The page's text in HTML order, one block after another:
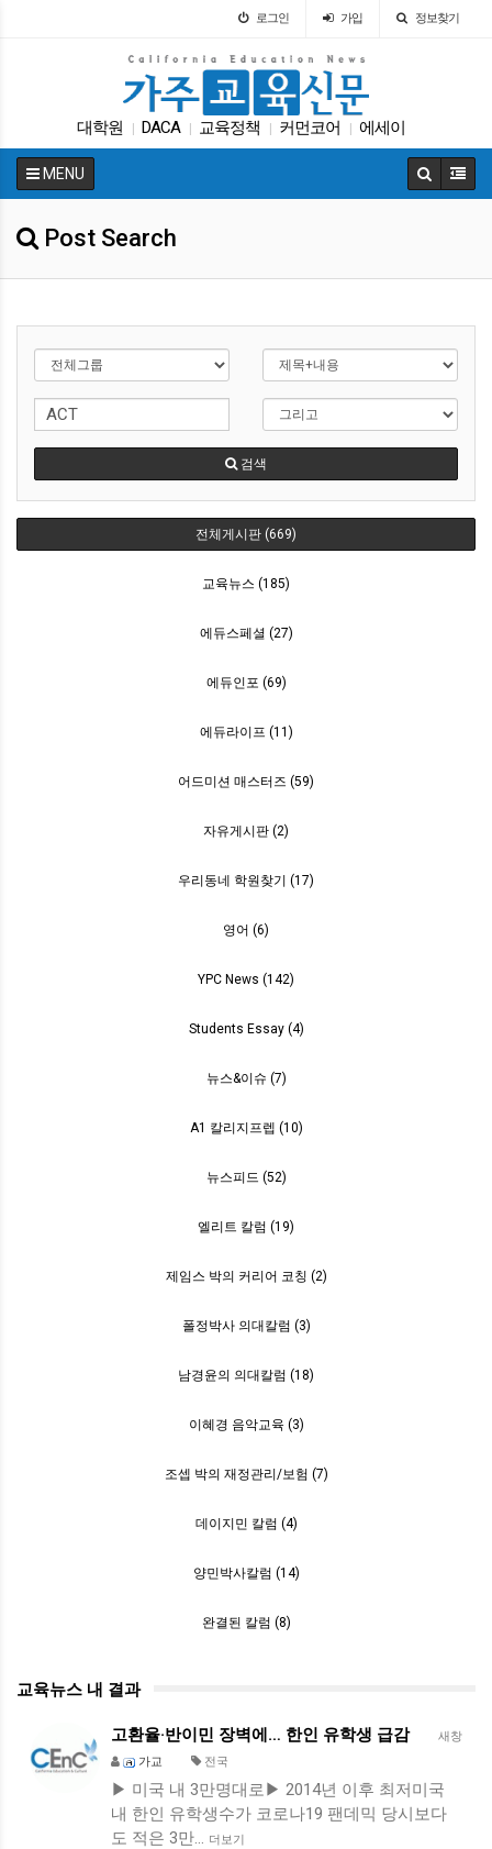
로그인 가입 정보찾기
대학원 DACA 교육정책 커먼코어 에세이
| 바이든 매그닛 스쿨 ACT 대입 트럼프
MENU
Post Search
검색
전체게시판 (669)
교육뉴스 (185)
에듀스페셜 (27)
에듀인포 (69)
에듀라이프 (11)
어드미션 매스터즈 (59)
자유게시판 (2)
우리동네 학원찾기 (17)
영어 (6)
YPC News (142)
Students Essay (4)
뉴스&이슈 (7)
A1 칼리지프렙 (10)
뉴스피드 (52)
엘리트 칼럼 (19)
제임스 박의 커리어 코칭 (2)
폴정박사 의대칼럼 (3)
남경윤의 의대칼럼 (18)
이혜경 음악교육 (3)
조셉 박의 재정관리/보험 (7)
데이지민 칼럼 (4)
양민박사칼럼 (14)
완결된 칼럼 (8)
교육뉴스 내 결과
새창
고환율·반이민 장벽에… 한인 유학생 급감
가교 전국
▶ 미국 내 3만명대로▶ 2014년 이후 최저미국
내 한인 유학생수가 코로나19 팬데믹 당시보다
도 적은 3만… 더보기